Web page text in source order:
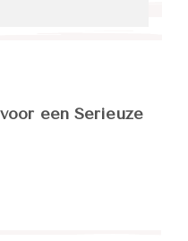
een Serieuze